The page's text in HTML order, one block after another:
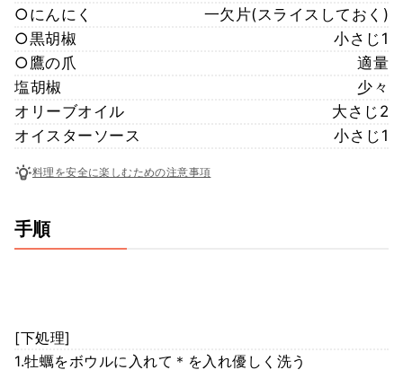
○にんにく
一欠片(スライスしておく)
○黒胡椒
小さじ1
○鷹の爪
適量
塩胡椒
少々
オリーブオイル
大さじ2
オイスターソース
小さじ1
料理を安全に楽しむための注意事項
手順
[下処理]
1.牡蠣をボウルに入れて＊を入れ優しく洗う